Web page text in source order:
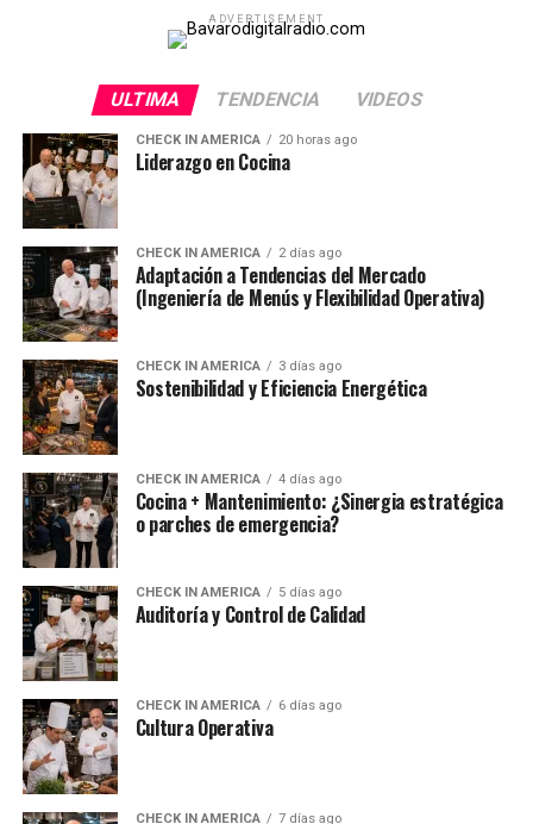
ADVERTISEMENT
ULTIMA TENDENCIA VIDEOS
CHECK IN AMERICA 20 horas ago
Liderazgo en Cocina
CHECK IN AMERICA 2 días ago
Adaptación a Tendencias del Mercado
(Ingeniería de Menús y Flexibilidad Operativa)
CHECK IN AMERICA 3 días ago
Sostenibilidad y Eficiencia Energética
CHECK IN AMERICA 4 días ago
Cocina + Mantenimiento: ¿Sinergia estratégica
o parches de emergencia?
CHECK IN AMERICA 5 días ago
Auditoría y Control de Calidad
CHECK IN AMERICA 6 días ago
Cultura Operativa
CHECK IN AMERICA 7 días ago